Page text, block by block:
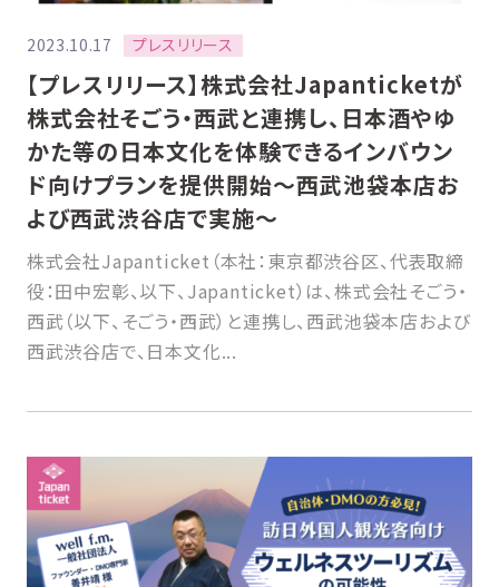
2023.10.17 プレスリリース
【プレスリリース】株式会社Japanticketが
株式会社そごう・西武と連携し、日本酒やゆ
かた等の日本文化を体験できるインバウン
ド向けプランを提供開始〜西武池袋本店お
よび西武渋谷店で実施〜
株式会社Japanticket（本社：東京都渋谷区、代表取締
役：田中宏彰、以下、Japanticket）は、株式会社そごう・
西武（以下、そごう・西武）と連携し、西武池袋本店および
西武渋谷店で、日本文化...